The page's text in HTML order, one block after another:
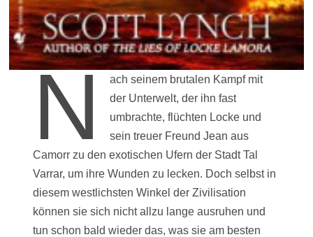
N
ach seinem brutalen Kampf mit
der Unterwelt, der ihn fast
umbrachte, flüchten Locke und
sein treuer Freund Jean aus
Camorr zu den exotischen Ufern der Stadt Tal
Varrar, um ihre Wunden zu lecken. Doch selbst in
diesem westlichsten Winkel der Zivilisation
können sie sich nicht allzu lange ausruhen und
tun schon bald wieder das, was sie am besten